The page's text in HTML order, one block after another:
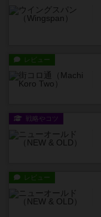
レビュー
戦略やコツ
レビュー